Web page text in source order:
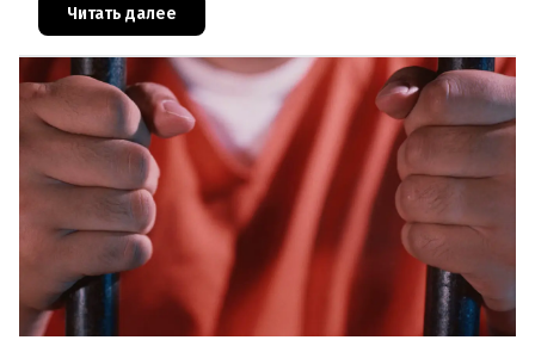
набросился на родственника
Читать далее